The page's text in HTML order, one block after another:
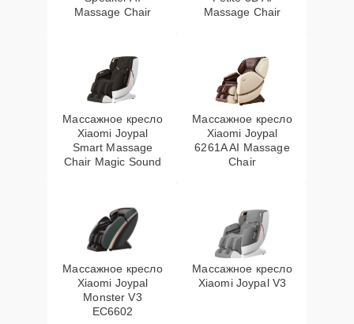
Massage Chair
Massage Chair
Массажное кресло
Xiaomi Joypal
Smart Massage
Chair Magic Sound
Массажное кресло
Xiaomi Joypal
6261A AI Massage
Chair
Массажное кресло
Xiaomi Joypal
Monster V3
EC6602
Массажное кресло
Xiaomi Joypal V3